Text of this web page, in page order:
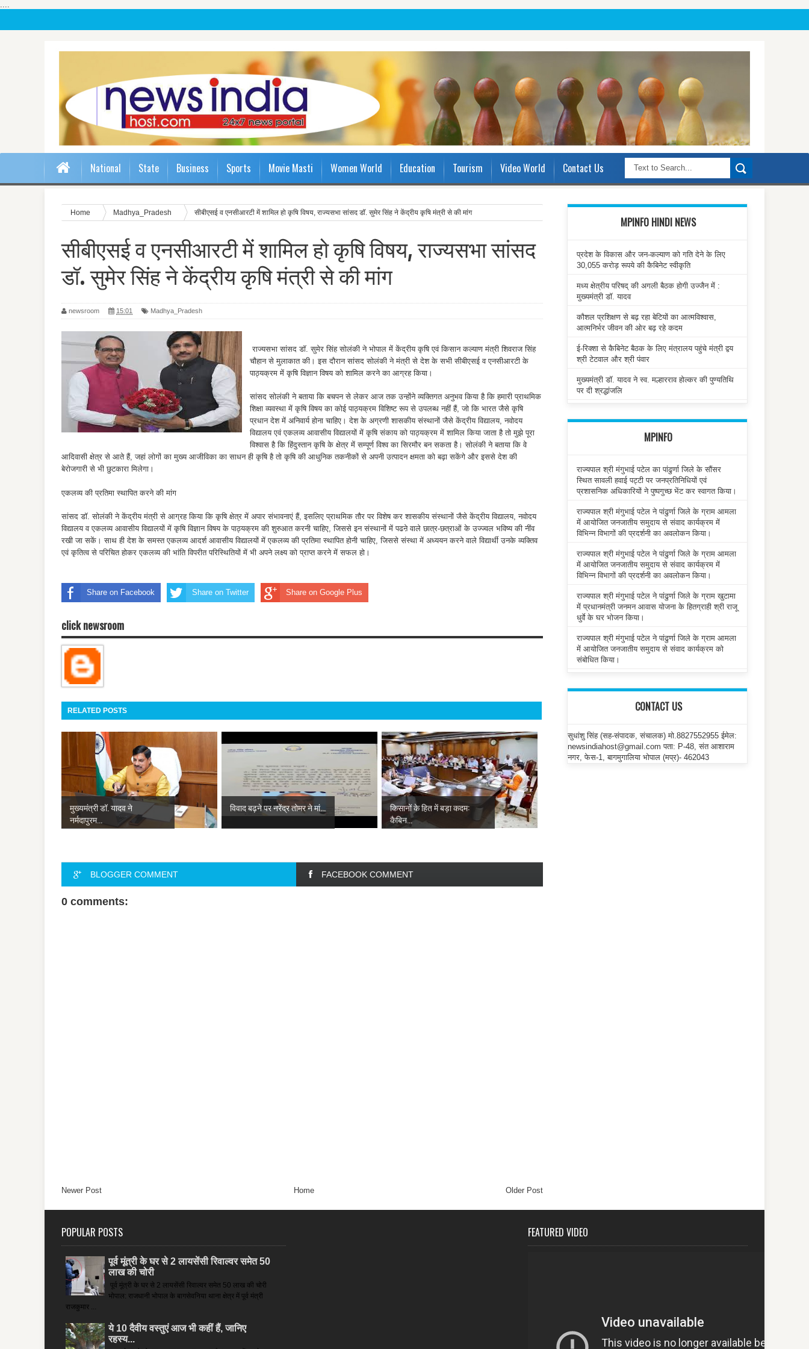
....
National State Business Sports Movie Masti Women World Education Tourism Video World Contact Us
Home Madhya_Pradesh सीबीएसई व एनसीआरटी में शामिल हो कृषि विषय, राज्यसभा सांसद डॉ. सुमेर सिंह ने केंद्रीय कृषि मंत्री से की मांग
सीबीएसई व एनसीआरटी में शामिल हो कृषि विषय, राज्यसभा सांसद
डॉ. सुमेर सिंह ने केंद्रीय कृषि मंत्री से की मांग
newsroom 15:01 Madhya_Pradesh
राज्यसभा सांसद डॉ. सुमेर सिंह सोलंकी ने भोपाल में केंद्रीय कृषि एवं किसान कल्याण मंत्री शिवराज सिंह
चौहान से मुलाकात की। इस दौरान सांसद सोलंकी ने मंत्री से देश के सभी सीबीएसई व एनसीआरटी के
पाठ्यक्रम में कृषि विज्ञान विषय को शामिल करने का आग्रह किया।
सांसद सोलंकी ने बताया कि बचपन से लेकर आज तक उन्होंने व्यक्तिगत अनुभव किया है कि हमारी प्राथमिक
शिक्षा व्यवस्था में कृषि विषय का कोई पाठ्यक्रम विशिष्ट रूप से उपलब्ध नहीं हैं, जो कि भारत जैसे कृषि
प्रधान देश में अनिवार्य होना चाहिए। देश के अग्रणी शासकीय संस्थानों जैसे केंद्रीय विद्यालय, नवोदय
विद्यालय एवं एकलव्य आवासीय विद्यालयों में कृषि संकाय को पाठ्यक्रम में शामिल किया जाता है तो मुझे पूरा
विश्वास है कि हिंदुस्तान कृषि के क्षेत्र में सम्पूर्ण विश्व का सिरमौर बन सकता है। सोलंकी ने बताया कि वे
आदिवासी क्षेत्र से आते हैं, जहां लोगों का मुख्य आजीविका का साधन ही कृषि है तो कृषि की आधुनिक तकनीकों से अपनी उत्पादन क्षमता को बढ़ा सकेंगे और इससे देश की
बेरोजगारी से भी छुटकारा मिलेगा।
एकलव्य की प्रतिमा स्थापित करने की मांग
सांसद डॉ. सोलंकी ने केंद्रीय मंत्री से आग्रह किया कि कृषि क्षेत्र में अपार संभावनाएं हैं, इसलिए प्राथमिक तौर पर विशेष कर शासकीय संस्थानों जैसे केंद्रीय विद्यालय, नवोदय
विद्यालय व एकलव्य आवासीय विद्यालयों में कृषि विज्ञान विषय के पाठ्यक्रम की शुरुआत करनी चाहिए, जिससे इन संस्थानों में पढऩे वाले छात्र-छत्राओं के उज्ज्वल भविष्य की नींव
रखी जा सकें। साथ ही देश के समस्त एकलव्य आदर्श आवासीय विद्यालयों में एकलव्य की प्रतिमा स्थापित होनी चाहिए, जिससे संस्था में अध्ययन करने वाले विद्यार्थी उनके व्यक्तिव
एवं कृतित्व से परिचित होकर एकलव्य की भांति विपरीत परिस्थितियों में भी अपने लक्ष्य को प्राप्त करने में सफल हो।
Share on Facebook Share on Twitter Share on Google Plus
click newsroom
RELATED POSTS
मुख्यमंत्री डॉ. यादव ने
नर्मदापुरम...
विवाद बढ़ने पर नरेंद्र तोमर ने मां...
किसानों के हित में बड़ा कदम:
कैबिन...
BLOGGER COMMENT FACEBOOK COMMENT
0 comments:
Newer Post Older Post
Home
MPINFO HINDI NEWS
प्रदेश के विकास और जन-कल्याण को गति देने के लिए
30,055 करोड़ रूपये की कैबिनेट स्वीकृति
मध्य क्षेत्रीय परिषद् की अगली बैठक होगी उज्जैन में :
मुख्यमंत्री डॉ. यादव
कौशल प्रशिक्षण से बढ़ रहा बेटियों का आत्मविश्वास,
आत्मनिर्भर जीवन की ओर बढ़ रहे कदम
ई-रिक्शा से कैबिनेट बैठक के लिए मंत्रालय पहुंचे मंत्री द्वय
श्री टेटवाल और श्री पंवार
मुख्यमंत्री डॉ. यादव ने स्व. मल्हारराव होल्कर की पुण्यतिथि
पर दी श्रद्धांजलि
MPINFO
राज्यपाल श्री मंगुभाई पटेल का पांढुर्णा जिले के सौंसर
स्थित सावली हवाई पट्टी पर जनप्रतिनिधियों एवं
प्रशासनिक अधिकारियों ने पुष्पगुच्छ भेंट कर स्वागत किया।
राज्यपाल श्री मंगुभाई पटेल ने पांढुर्णा जिले के ग्राम आमला
में आयोजित जनजातीय समुदाय से संवाद कार्यक्रम में
विभिन्न विभागों की प्रदर्शनी का अवलोकन किया।
राज्यपाल श्री मंगुभाई पटेल ने पांढुर्णा जिले के ग्राम आमला
में आयोजित जनजातीय समुदाय से संवाद कार्यक्रम में
विभिन्न विभागों की प्रदर्शनी का अवलोकन किया।
राज्यपाल श्री मंगुभाई पटेल ने पांढुर्णा जिले के ग्राम खुटामा
में प्रधानमंत्री जनमन आवास योजना के हितग्राही श्री राजू
धुर्वे के घर भोजन किया।
राज्यपाल श्री मंगुभाई पटेल ने पांढुर्णा जिले के ग्राम आमला
में आयोजित जनजातीय समुदाय से संवाद कार्यक्रम को
संबोधित किया।
CONTACT US
सुधांशु सिंह (सह-संपादक, संचालक) मो.8827552955 ईमेल:
newsindiahost@gmail.com पता: P-48, संत आशाराम
नगर, फेस-1, बागमुगालिया भोपाल (मप्र)- 462043
POPULAR POSTS
पूर्व मूंत्री के घर से 2 लायसेंसी रिवाल्वर समेत 50
लाख की चोरी
पूर्व मूंत्री के घर से 2 लायसेंसी रिवाल्वर समेत 50 लाख की चोरी
भोपाल: राजधानी भोपाल के बागसेवनिया थाना क्षेत्र में पूर्व मंत्री
राजकुमार ...
ये 10 दैवीय वस्तुएं आज भी कहीं हैं, जानिए
रहस्य...
FEATURED VIDEO